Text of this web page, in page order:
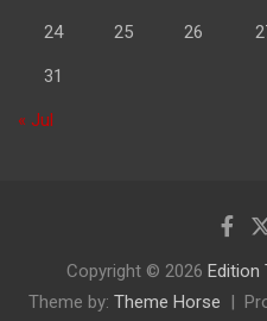
24 25 26
31
« Jul
Copyright © 2026 Edition
Theme by: Theme Horse